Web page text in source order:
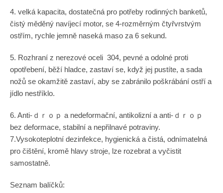
4. velká kapacita, dostatečná pro potřeby rodinných banketů,
čistý měděný navíjecí motor, se 4-rozměrným čtyřvrstvým
ostřím, rychle jemně naseká maso za 6 sekund.
5. Rozhraní z nerezové oceli 304, pevné a odolné proti
opotřebení, běží hladce, zastaví se, když jej pustíte, a sada
nožů se okamžitě zastaví, aby se zabránilo poškrábání ostří a
jídlo nestříklo.
6. Anti-ｄｒｏｐ a nedeformační, antikolizní a anti-ｄｒｏｐ
bez deformace, stabilní a nepřilnavé potraviny.
7.Vysokoteplotní dezinfekce, hygienická a čistá, odnímatelná
pro čištění, kromě hlavy stroje, lze rozebrat a vyčistit
samostatně.
Seznam balíčků: